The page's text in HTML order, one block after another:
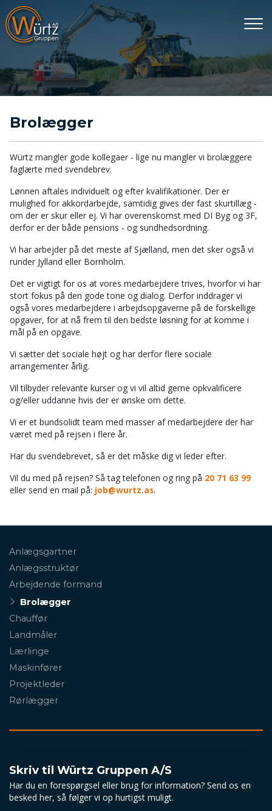
Gå
til
hovedindhold
Brolægger
Würtz mangler gode kollegaer - lige nu mangler vi brolæggere
faglærte med svendebrev.
Lønnen aftales individuelt og efter kvalifikationer. Der er
mulighed for akkordarbejde, samtidig gives der fast skurtillæg -
om der er skur eller ej. Vi har overenskomst med DI Byg og 3F,
derfor er der både pensions - og sundhedsordning.
Vi har arbejder på det meste af Sjælland, men det sker også vi
runder Jylland eller Bornholm.
Det er vigtigt for os at vores medarbejdere trives, hvorfor vi har
stort fokus på den gode tone og dialog. Derfor inddrager vi
også vores medarbejdere i arbejdsopgaverne på de forskellige
opgaver, for at nå frem til den bedste løsning for at komme i
mål på en opgave.
Vi sætter det sociale højt og har derfor flere sociale
arrangementer årlig.
Vil tilbyder relevante kurser og vi vil altid gerne opkvalificere
og/eller uddanne hvis der er ønske om dette.
Vi er et bundsolidt team med masser af medarbejdere der har
været med på rejsen i flere år.
Har du svendebrevet, så er det måske dig vi leder efter.
Vil du med på rejsen? Så tag telefonen og ring på 20 71 63 99
eller send en mail på: job@wurtz.as.
Primær
navigation
Anlægsgartner
Anlægsstruktør
Arbejdende formand
Brolægger
Chauffør
Landmåler
Lærlinge
Maskinfører
Projektleder
Rørlægger
Skriv til Würtz Gruppen A/S
Har du en forespørgsel eller brug for information? Send os en
besked her, så følger vi op hurtigst muligt.